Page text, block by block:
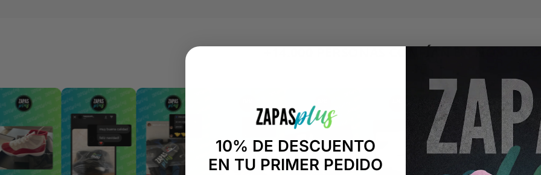
+14.000 PERSONAS CONFÍAN EN
10% DE DESCUENTO
EN TU PRIMER PEDIDO